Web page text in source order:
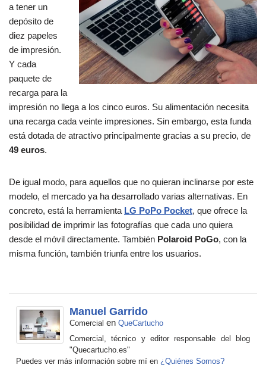
a tener un
depósito de
diez papeles
de impresión.
Y cada
paquete de
recarga para la
impresión no llega a los cinco euros. Su alimentación necesita
una recarga cada veinte impresiones. Sin embargo, esta funda
está dotada de atractivo principalmente gracias a su precio, de
49 euros.
De igual modo, para aquellos que no quieran inclinarse por este
modelo, el mercado ya ha desarrollado varias alternativas. En
concreto, está la herramienta LG PoPo Pocket, que ofrece la
posibilidad de imprimir las fotografías que cada uno quiera
desde el móvil directamente. También Polaroid PoGo, con la
misma función, también triunfa entre los usuarios.
Manuel Garrido
Comercial en QueCartucho
Comercial, técnico y editor responsable del blog
"Quecartucho.es"
Puedes ver más información sobre mí en ¿Quiénes Somos?